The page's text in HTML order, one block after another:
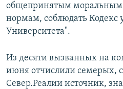
общепринятым моральным
нормам, соблюдать Кодекс
Университета".
Из десяти вызванных на
июня отчислили семерых,
Север.Реалии источник,